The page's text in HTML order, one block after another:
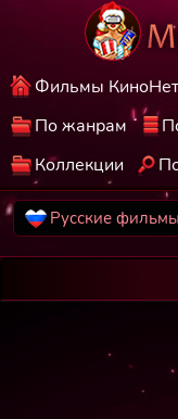
Фильмы
По жанрам
Коллекции
Русские фильмы